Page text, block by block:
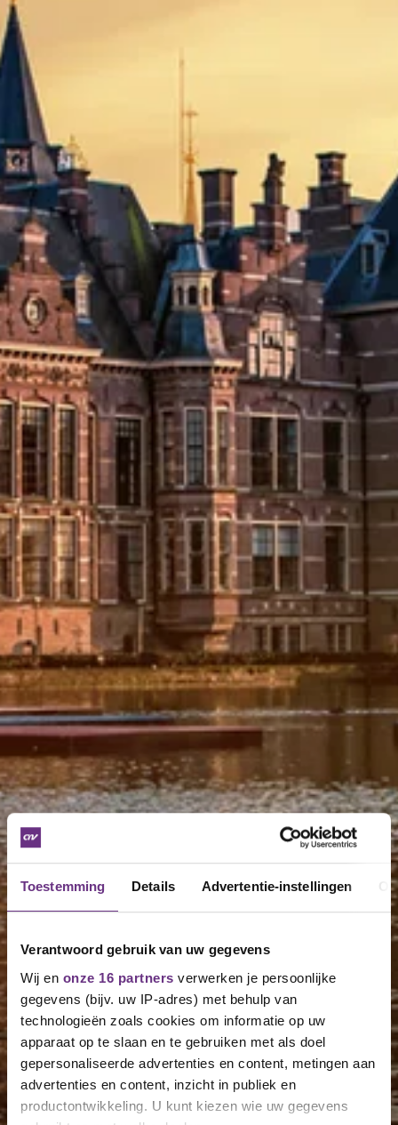
Toestemming Details Advertentie-instellingen
Verantwoord gebruik van uw gegevens
Wij en onze 16 partners verwerken je persoonlijke
gegevens (bijv. uw IP-adres) met behulp van
technologieën zoals cookies om informatie op uw
apparaat op te slaan en te gebruiken met als doel
gepersonaliseerde advertenties en content, metingen aan
advertenties en content, inzicht in publiek en
productontwikkeling. U kunt kiezen wie uw gegevens